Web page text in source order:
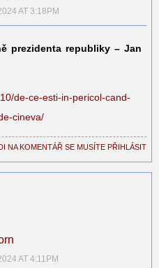
AT 3:18PM
prezidenta republiky – Jan
de-ce-esti-in-pericol-cand-
cineva/
NA KOMENTÁŘ SE MUSÍTE PŘIHLÁSIT
AT 4:11PM